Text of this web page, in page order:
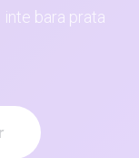
bara prata